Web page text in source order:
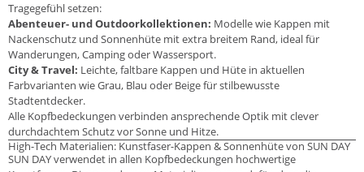
Tragegefühl setzen:
Abenteuer- und Outdoorkollektionen: Modelle wie Kappen mit
Nackenschutz und Sonnenhüte mit extra breitem Rand, ideal für
Wanderungen, Camping oder Wassersport.
City & Travel: Leichte, faltbare Kappen und Hüte in aktuellen
Farbvarianten wie Grau, Blau oder Beige für stilbewusste
Stadtentdecker.
Alle Kopfbedeckungen verbinden ansprechende Optik mit clever
durchdachtem Schutz vor Sonne und Hitze.
High-Tech Materialien: Kunstfaser-Kappen & Sonnenhüte von SUN DAY
SUN DAY verwendet in allen Kopfbedeckungen hochwertige